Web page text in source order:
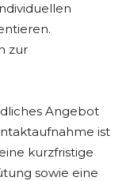
zur
Angebot
ist
kurzfristige
sowie eine